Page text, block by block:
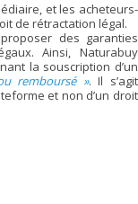
et les acheteurs-
de rétractation légal.
des garanties
Ainsi, Naturabuy
la souscription d’un
remboursé ». Il s’agit
et non d’un droit